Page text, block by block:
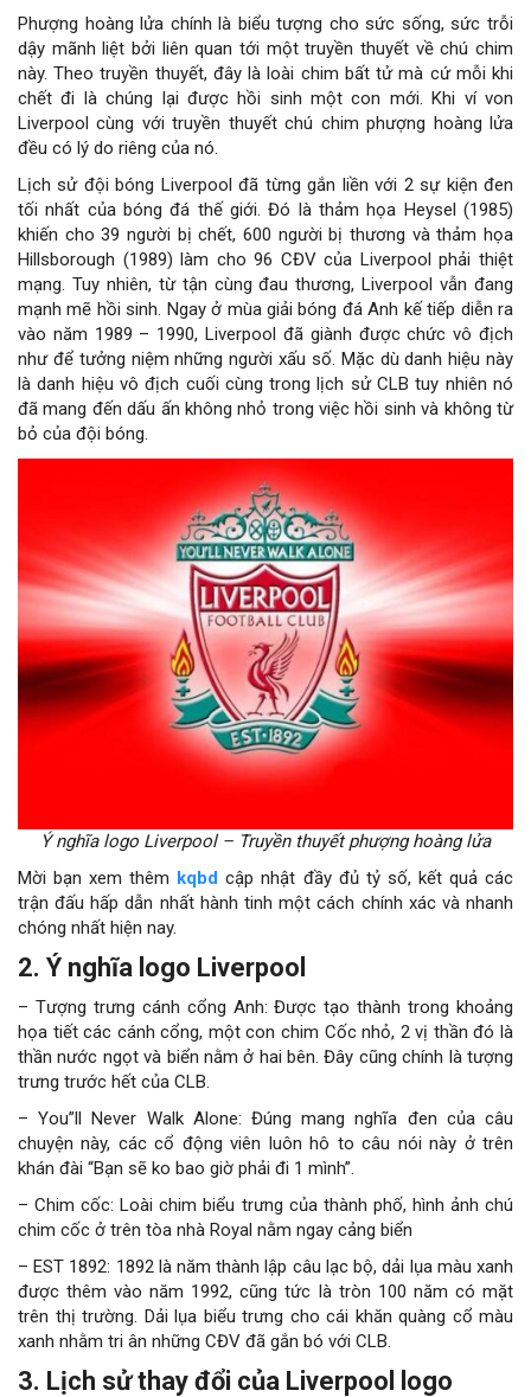
Phượng hoàng lửa chính là biểu tượng cho sức sống, sức trỗi
dậy mãnh liệt bởi liên quan tới một truyền thuyết về chú chim
này. Theo truyền thuyết, đây là loài chim bất tử mà cứ mỗi khi
chết đi là chúng lại được hồi sinh một con mới. Khi ví von
Liverpool cùng với truyền thuyết chú chim phượng hoàng lửa
đều có lý do riêng của nó.
Lịch sử đội bóng Liverpool đã từng gắn liền với 2 sự kiện đen
tối nhất của bóng đá thế giới. Đó là thảm họa Heysel (1985)
khiến cho 39 người bị chết, 600 người bị thương và thảm họa
Hillsborough (1989) làm cho 96 CĐV của Liverpool phải thiệt
mạng. Tuy nhiên, từ tận cùng đau thương, Liverpool vẫn đang
mạnh mẽ hồi sinh. Ngay ở mùa giải bóng đá Anh kế tiếp diễn ra
vào năm 1989 – 1990, Liverpool đã giành được chức vô địch
như để tưởng niệm những người xấu số. Mặc dù danh hiệu này
là danh hiệu vô địch cuối cùng trong lịch sử CLB tuy nhiên nó
đã mang đến dấu ấn không nhỏ trong việc hồi sinh và không từ
bỏ của đội bóng.
Ý nghĩa logo Liverpool – Truyền thuyết phượng hoàng lửa
Mời bạn xem thêm kqbd cập nhật đầy đủ tỷ số, kết quả các
trận đấu hấp dẫn nhất hành tinh một cách chính xác và nhanh
chóng nhất hiện nay.
2. Ý nghĩa logo Liverpool
– Tượng trưng cánh cổng Anh: Được tạo thành trong khoảng
họa tiết các cánh cổng, một con chim Cốc nhỏ, 2 vị thần đó là
thần nước ngọt và biển nằm ở hai bên. Đây cũng chính là tượng
trưng trước hết của CLB.
– You”ll Never Walk Alone: Đúng mang nghĩa đen của câu
chuyện này, các cổ động viên luôn hô to câu nói này ở trên
khán đài “Bạn sẽ ko bao giờ phải đi 1 mình”.
– Chim cốc: Loài chim biểu trưng của thành phố, hình ảnh chú
chim cốc ở trên tòa nhà Royal nằm ngay cảng biển
– EST 1892: 1892 là năm thành lập câu lạc bộ, dải lụa màu xanh
được thêm vào năm 1992, cũng tức là tròn 100 năm có mặt
trên thị trường. Dải lụa biểu trưng cho cái khăn quàng cổ màu
xanh nhằm tri ân những CĐV đã gắn bó với CLB.
3. Lịch sử thay đổi của Liverpool logo